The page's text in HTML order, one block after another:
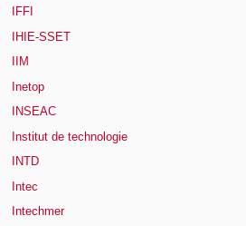
IFFI
IHIE-SSET
IIM
Inetop
INSEAC
Institut de technologie
INTD
Intec
Intechmer